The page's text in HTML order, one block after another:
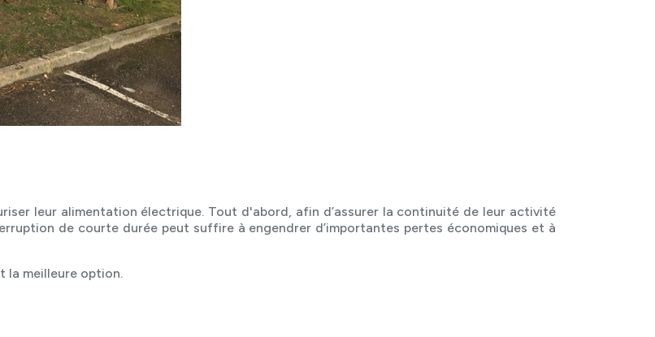
leur alimentation électrique. Tout d'abord, afin d’assurer la continuité de leur activité
de courte durée peut suffire à engendrer d’importantes pertes économiques et à
la meilleure option.